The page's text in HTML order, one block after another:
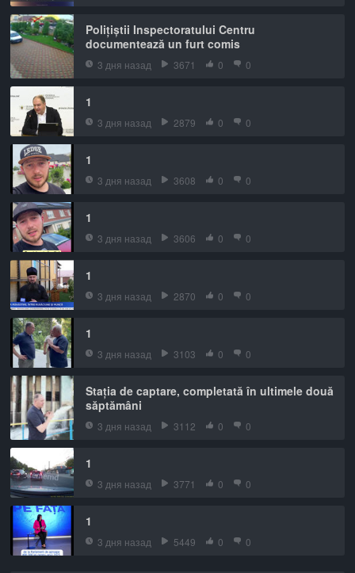
Polițiștii Inspectoratului Centru
documentează un furt comis
3 дня назад 3671 0 0
1
3 дня назад 2879 0 0
1
3 дня назад 3608 0 0
1
3 дня назад 3606 0 0
1
3 дня назад 2870 0 0
1
3 дня назад 3103 0 0
Stația de captare, completată în ultimele două
săptămâni
3 дня назад 3112 0 0
1
3 дня назад 3771 0 0
1
3 дня назад 5449 0 0